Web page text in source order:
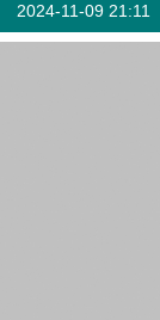
2024-11-09 21:11